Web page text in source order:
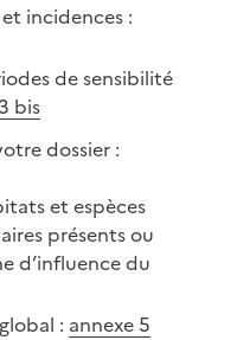
incidences :
de sensibilité
bis
dossier :
et espèces
présents ou
d’influence du
: annexe 5